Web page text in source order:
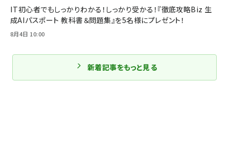
IT初心者でもしっかりわかる！しっかり受かる！『徹底攻略Biz 生
成AIパスポート 教科書＆問題集』を5名様にプレゼント！
8月4日 10:00
新着記事をもっと見る